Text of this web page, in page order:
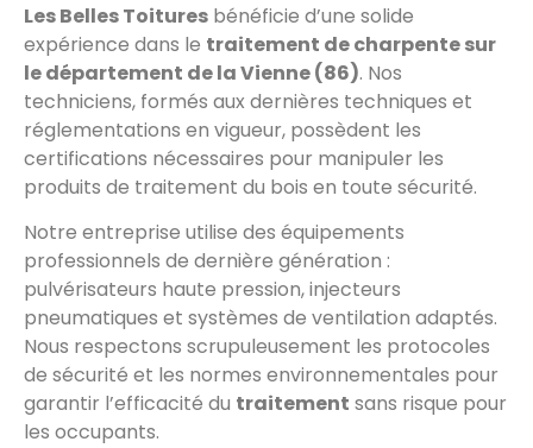
Les Belles Toitures bénéficie d’une solide
expérience dans le traitement de charpente sur
le département de la Vienne(86). Nos
techniciens, formés aux dernières techniques et
réglementations en vigueur, possèdent les
certifications nécessaires pour manipuler les
produits de traitement du bois en toute sécurité.
Notre entreprise utilise des équipements
professionnels de dernière génération :
pulvérisateurs haute pression, injecteurs
pneumatiques et systèmes de ventilation adaptés.
Nous respectons scrupuleusement les protocoles
de sécurité et les normes environnementales pour
garantir l’efficacité du traitement sans risque pour
les occupants.